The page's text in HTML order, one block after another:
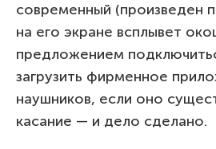
современный (произведен
на его экране всплывет
предложением
загрузить фирменное
наушников, если оно
касание — и дело сделано.